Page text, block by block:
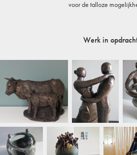
voor de talloze
Werk in